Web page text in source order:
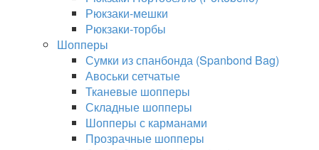
Рюкзаки-мешки
Рюкзаки-торбы
Шопперы
Сумки из спанбонда (Spanbond Bag)
Авоськи сетчатые
Тканевые шопперы
Складные шопперы
Шопперы с карманами
Прозрачные шопперы